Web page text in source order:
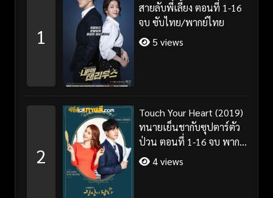
1
สายลับพี่เลี้ยง ตอนที่ 1-16
จบ ซับไทย/พากย์ไทย
5 views
2
Touch Your Heart (2019)
ทนายเย็นชากับซุปตาร์ตัว
ป่วน ตอนที่ 1-16 จบ พากย์
ไทย/ซับไทย
4 views